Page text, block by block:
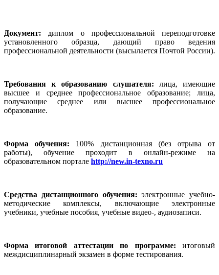
Документ: диплом о профессиональной переподготовке
установленного образца, дающий право ведения
профессиональной деятельности (высылается Почтой России).
Требования к образованию слушателя: лица, имеющие
высшее и среднее профессиональное образование; лица,
получающие среднее или высшее профессиональное
образование.
Форма обучения: 100% дистанционная (без отрыва от
работы), обучение проходит в онлайн-режиме на
образовательном портале http://new.in-texno.ru
Средства дистанционного обучения: электронные учебно-
методические комплексы, включающие электронные
учебники, учебные пособия, учебные видео-, аудиозаписи.
Форма итоговой аттестации по программе: итоговый
междисциплинарный экзамен в форме тестирования.